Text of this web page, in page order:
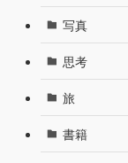
写真
思考
旅
書籍